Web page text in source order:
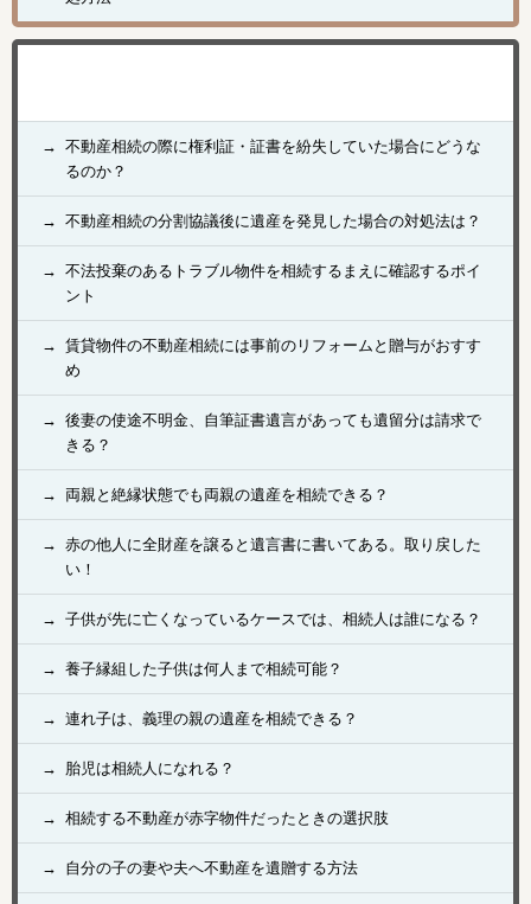
不動産相続の際に権利証・証書を紛失していた場合にどうな
るのか？
不動産相続の分割協議後に遺産を発見した場合の対処法は？
不法投棄のあるトラブル物件を相続するまえに確認するポイ
ント
賃貸物件の不動産相続には事前のリフォームと贈与がおすす
め
後妻の使途不明金、自筆証書遺言があっても遺留分は請求で
きる？
両親と絶縁状態でも両親の遺産を相続できる？
赤の他人に全財産を譲ると遺言書に書いてある。取り戻した
い！
子供が先に亡くなっているケースでは、相続人は誰になる？
養子縁組した子供は何人まで相続可能？
連れ子は、義理の親の遺産を相続できる？
胎児は相続人になれる？
相続する不動産が赤字物件だったときの選択肢
自分の子の妻や夫へ不動産を遺贈する方法